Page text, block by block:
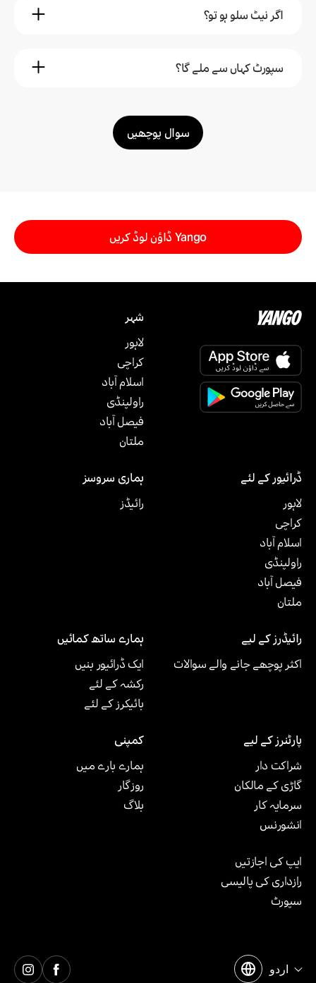
Yango
9 مہینہ پہلے
Yango
6 مہینہ پہلے
اگر نیٹ سلو ہو تو؟
سپورٹ کہاں سے ملے گا؟
ایپ میں "مدد" کے سیکشن سے۔
سوال پوچھیں
Yango ڈاؤن لوڈ کریں
شہر
لاہور
کراچی
اسلام آباد
راولپنڈی
فیصل آباد
ملتان‎
ڈرائیور کے لئے
لاہور
کراچی
اسلام آباد
راولپنڈی
فیصل آباد
ملتان‎
ہماری سروسز
رائیڈز
رائیڈرز کے لیے
اکثر پوچھے جانے والے سوالات
ہمارے ساتھ کمائیں
ایک ڈرائیور بنیں
رکشہ کے لئے
بائیکرز کے لئے
پارٹنرز کے لیے
شراکت دار
گاڑی کے مالکان
سرمایہ کار
انشورنس
کمپنی
ہمارے بارے میں
روزگار
بلاگ
ایپ کی اجازتیں
رازداری کی پالیسی
سپورٹ
اردو